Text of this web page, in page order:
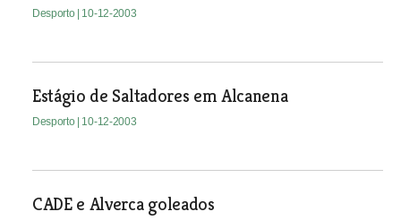
Desporto | 10-12-2003
Estágio de Saltadores em Alcanena
Desporto | 10-12-2003
CADE e Alverca goleados